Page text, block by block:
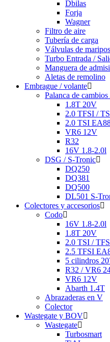
Dbilas
Forja
Wagner
Filtro de aire
Tubería de carga
Válvulas de
Turbo Entrada /
Manguera de
Aletas de remolino
Embrague / volante
Palanca de
1.8T 20V
2.0 TFSI /
2.0 TSI
VR6 12V
R32
16V 1.8-2.0l
DSG / S-Tronic
DQ250
DQ381
DQ500
DL501 S-
Colectores y accesorios
Codo
16V 1.8-2.0l
1.8T 20V
2.0 TSI /
2.5 TFSI
5 cilindros
R32 / VR6
VR6 12V
Abarth 1.4T
Abrazaderas en V
Colector
Wastegate y BOV
Wastegate
Turbosmart